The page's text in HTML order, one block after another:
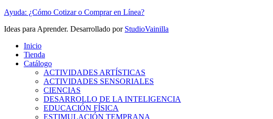
Ayuda: ¿Cómo Cotizar o Comprar en Línea?
Ideas para Aprender. Desarrollado por StudioVainilla
Inicio
Tienda
Catálogo
ACTIVIDADES ARTÍSTICAS
ACTIVIDADES SENSORIALES
CIENCIAS
DESARROLLO DE LA INTELIGENCIA
EDUCACIÓN FÍSICA
ESTIMULACIÓN TEMPRANA